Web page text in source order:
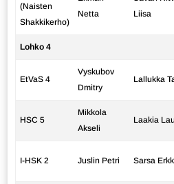
(Naisten
Shakkikerho)
Netta
Liisa
Lohko 4
EtVaS 4
Vyskubov
Dmitry
Lallukka
HSC 5
Mikkola
Akseli
Laakia
I-HSK 2 Juslin Petri Sarsa